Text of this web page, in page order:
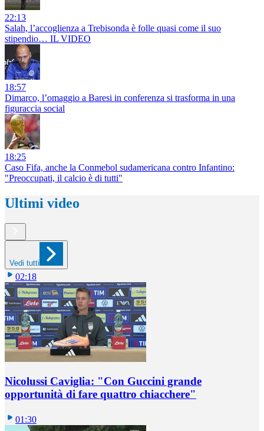
22:13
Salah, l’accoglienza a Trebisonda è folle quasi come il suo
stipendio… IL VIDEO
18:57
Dimarco, l’omaggio a Baresi in conferenza si trasforma in una
figuraccia social
18:25
Caso Fifa, anche la Conmebol sudamericana contro Infantino:
"Preoccupati, il calcio è di tutti"
Ultimi video
Vedi tutti
02:18
Nicolussi Caviglia: "Con Guccini grande
opportunità di fare quattro chiacchere"
01:30